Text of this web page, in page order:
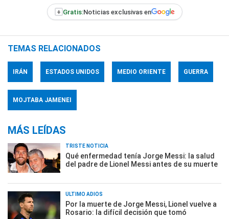
+ Gratis:Noticias exclusivas en
TEMAS RELACIONADOS
IRÁN ESTADOS UNIDOS MEDIO ORIENTE GUERRA
MOJTABA JAMENEI
MÁS LEÍDAS
TRISTE NOTICIA
Qué enfermedad tenía Jorge Messi: la salud
del padre de Lionel Messi antes de su muerte
ÚLTIMO ADIÓS
Por la muerte de Jorge Messi, Lionel vuelve a
Rosario: la difícil decisión que tomó